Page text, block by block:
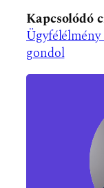
Kapcsolódó
gondol